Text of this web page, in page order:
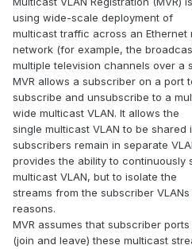
using wide-scale deployment of
multicast traffic across an
network (for example, the
multiple television channels over a
MVR allows a subscriber on a port
subscribe and unsubscribe to a
wide multicast VLAN. It allows the
single multicast VLAN to be shared
subscribers remain in separate
provides the ability to continuously
multicast VLAN, but to isolate the
streams from the subscriber
reasons.
MVR assumes that subscriber
(join and leave) these multicast